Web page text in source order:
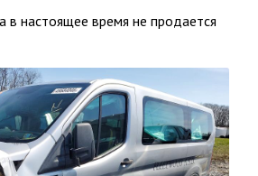
в настоящее время не продается